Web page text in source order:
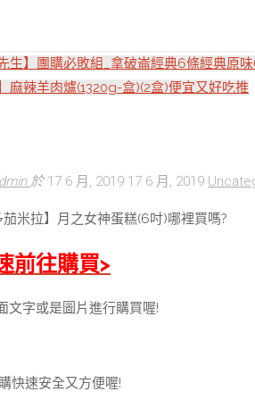
生】團購必敗組_拿破崙經典6條經典原
麻辣羊肉爐(1320g-盒)(2盒)便宜又好吃推
於 17 6 月, 2019 17 6 月, 2019
米拉】月之女神蛋糕(6吋)哪裡買嗎?
前往購買>
文字或是圖片進行購買喔!
快速安全又方便喔!